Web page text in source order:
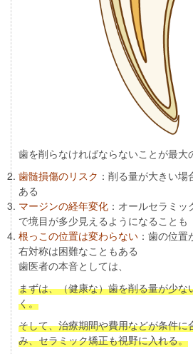
歯を削らなければならないことが最大
歯髄損傷のリスク ：削る量が大きい
ある
マージンの経年変化 ：オールセラミ
で境目が多少見えるようになることも
根っこの位置は変わらない ：歯の位
右対称は困難なこともある
歯医者の本音としては、
まずは、（健康な）歯を削る量が少な
く。
そして、治療期間や費用などが条件に
み、セラミック矯正も視野に入れる。